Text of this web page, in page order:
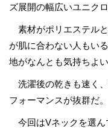
ズ展開の幅広いユニク
素材がポリエステル
が肌に合わない人もい
地がなんとも気持ちよい
洗濯後の乾きも速く
フォーマンスが抜群だ。
今回はVネックを選ん